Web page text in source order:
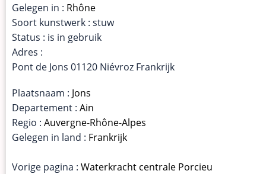
Gelegen in : Rhône
Soort kunstwerk : stuw
Status : is in gebruik
Adres :
Pont de Jons 01120 Niévroz Frankrijk
Plaatsnaam : Jons
Departement : Ain
Regio : Auvergne-Rhône-Alpes
Gelegen in land : Frankrijk
Vorige pagina : Waterkracht centrale Porcieu